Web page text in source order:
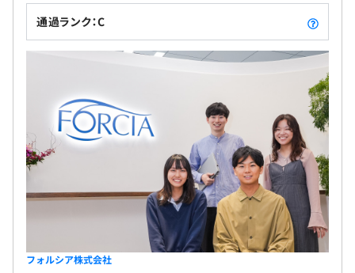
通過ランク：C
フォルシア株式会社